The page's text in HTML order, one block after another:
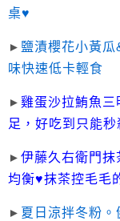
桌♥
► 鹽漬櫻花小黃
味快速低卡輕食
►雞蛋沙拉鮪魚
足，好吃到只能秒
►伊藤久右衛門
均衡♥抹茶控毛毛
► 夏日涼拌冬粉